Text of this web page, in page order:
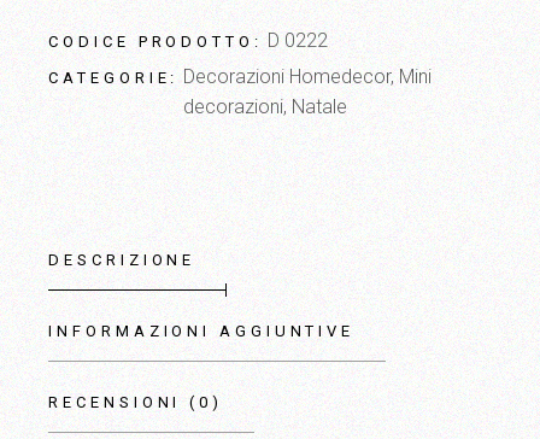
CODICE PRODOTTO: D 0222
CATEGORIE: Decorazioni Homedecor,Mini
decorazioni,Natale
DESCRIZIONE
INFORMAZIONI AGGIUNTIVE
RECENSIONI (0)